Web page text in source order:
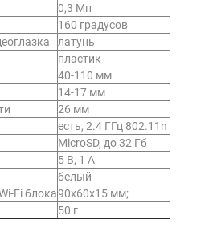
0,3 Мп
160 градусов
латунь
пластик
40-110 мм
14-17 мм
26 мм
есть, 2.4 ГГц 802.11n
MicroSD, до 32 Гб
5 В, 1 А
белый
Fi блока90х60х15 мм;
50 г